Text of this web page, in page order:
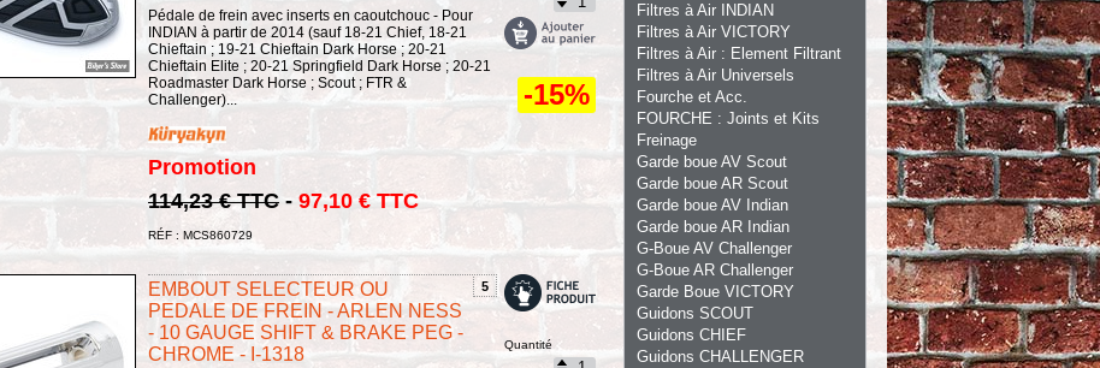
Pédale de frein avec inserts en caoutchouc - Pour
INDIAN à partir de 2014 (sauf 18-21 Chief, 18-21
Chieftain ; 19-21 Chieftain Dark Horse ; 20-21
Chieftain Elite ; 20-21 Springfield Dark Horse ; 20-21
Roadmaster Dark Horse ; Scout ; FTR &
Challenger)...
Promotion
114,23 € TTC - 97,10 € TTC
RÉF : MCS860729
-15%
5
EMBOUT SELECTEUR OU
PEDALE DE FREIN - ARLEN NESS
- 10 GAUGE SHIFT & BRAKE PEG -
CHROME - I-1318
Quantité
Filtres à Air INDIAN
Filtres à Air VICTORY
Filtres à Air : Element Filtrant
Filtres à Air Universels
Fourche et Acc.
FOURCHE : Joints et Kits
Freinage
Garde boue AV Scout
Garde boue AR Scout
Garde boue AV Indian
Garde boue AR Indian
G-Boue AV Challenger
G-Boue AR Challenger
Garde Boue VICTORY
Guidons SCOUT
Guidons CHIEF
Guidons CHALLENGER